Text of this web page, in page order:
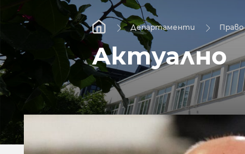
Департаменти Право
Актуално